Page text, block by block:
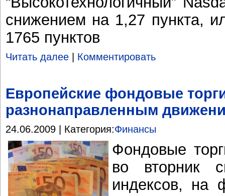
снижением на 1,27 пункта,
1765 пунктов
Читать далее Комментировать
Европейские фондовые
разнонаправленным
24.06.2009 | Категория:Финансы
Фондовые
во вторник
индексов, на